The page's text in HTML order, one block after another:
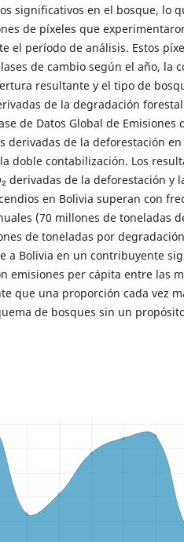
significativos en el bosque, lo
de píxeles que
el período de análisis. Estos
de cambio según el año, la
resultante y el tipo de
de la degradación
de Datos Global de Emisiones
derivadas de la deforestación en
doble contabilización. Los
derivadas de la deforestación y
en Bolivia superan con
(70 millones de toneladas
de toneladas por
a Bolivia en un contribuyente
emisiones per cápita entre las
que una proporción cada vez
de bosques sin un